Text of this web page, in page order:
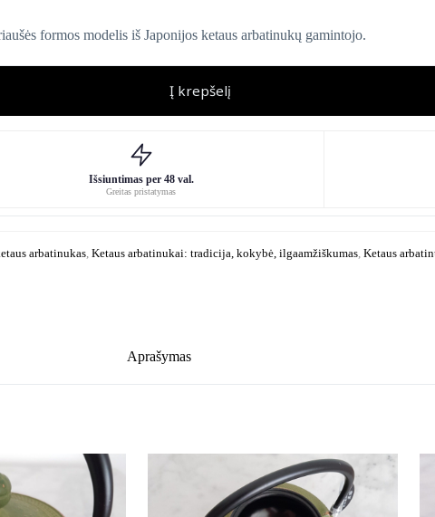
formos modelis iš Japonijos ketaus arbatinukų gamintojo.
Į krepšelį
Išsiuntimas per 48 val.
Greitas pristatymas
arbatinukas Ketaus arbatinukai: tradicija, kokybė, ilgaamžiškumas Ketaus
Aprašymas